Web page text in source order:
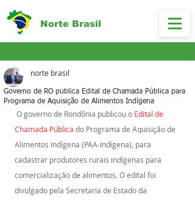
Norte Brasil
Governo de RO publica Edital de Chamada Pública para
Programa de Aquisição de Alimentos Indígena
norte brasil
O governo de Rondônia publicou o Edital de
Chamada Pública do Programa de Aquisição de
Alimentos Indígena (PAA-Indígena), para
cadastrar produtores rurais indígenas para
comercialização de alimentos. O edital foi
divulgado pela Secretaria de Estado da